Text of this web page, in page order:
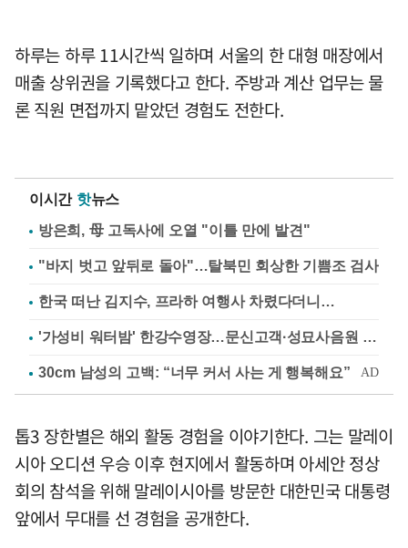
하루는 하루 11시간씩 일하며 서울의 한 대형 매장에서
매출 상위권을 기록했다고 한다. 주방과 계산 업무는 물
론 직원 면접까지 맡았던 경험도 전한다.
이시간 핫뉴스
방은희, 母 고독사에 오열 "이틀 만에 발견"
"바지 벗고 앞뒤로 돌아"…탈북민 회상한 기쁨조 검사
한국 떠난 김지수, 프라하 여행사 차렸다더니…
'가성비 워터밤' 한강수영장…문신고객·성묘사음원 민원
톱3 장한별은 해외 활동 경험을 이야기한다. 그는 말레이
시아 오디션 우승 이후 현지에서 활동하며 아세안 정상
회의 참석을 위해 말레이시아를 방문한 대한민국 대통령
앞에서 무대를 선 경험을 공개한다.